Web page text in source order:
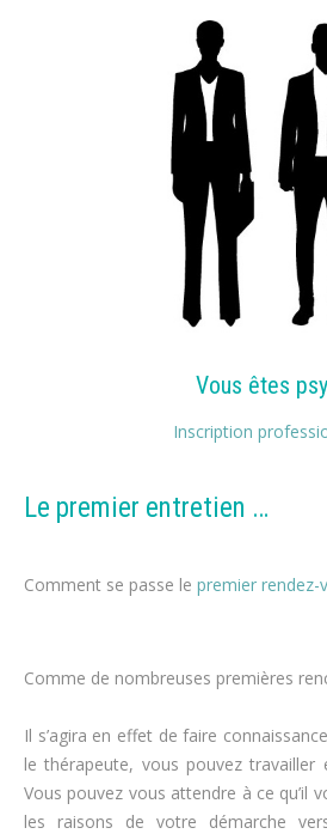
Vous êtes
Inscription
Le premier entretien …
Comment se passe le premier rendez-
Comme de nombreuses premières
Il s’agira en effet de faire
le thérapeute, vous pouvez travailler
Vous pouvez vous attendre à ce qu’il
les raisons de votre démarche